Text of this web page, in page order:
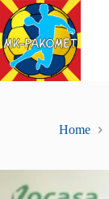
Skip
to
content
Home